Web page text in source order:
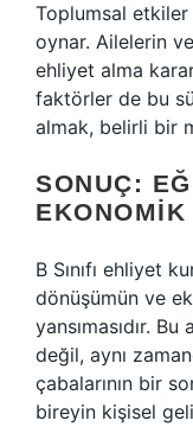
Toplumsal
oynar. Ailelerin
ehliyet alma
faktörler de bu
almak, belirli bir
SONUÇ:
B Sınıfı ehliyet
dönüşümün ve
yansımasıdır.
değil, aynı
çabalarının bir
bireyin kişisel